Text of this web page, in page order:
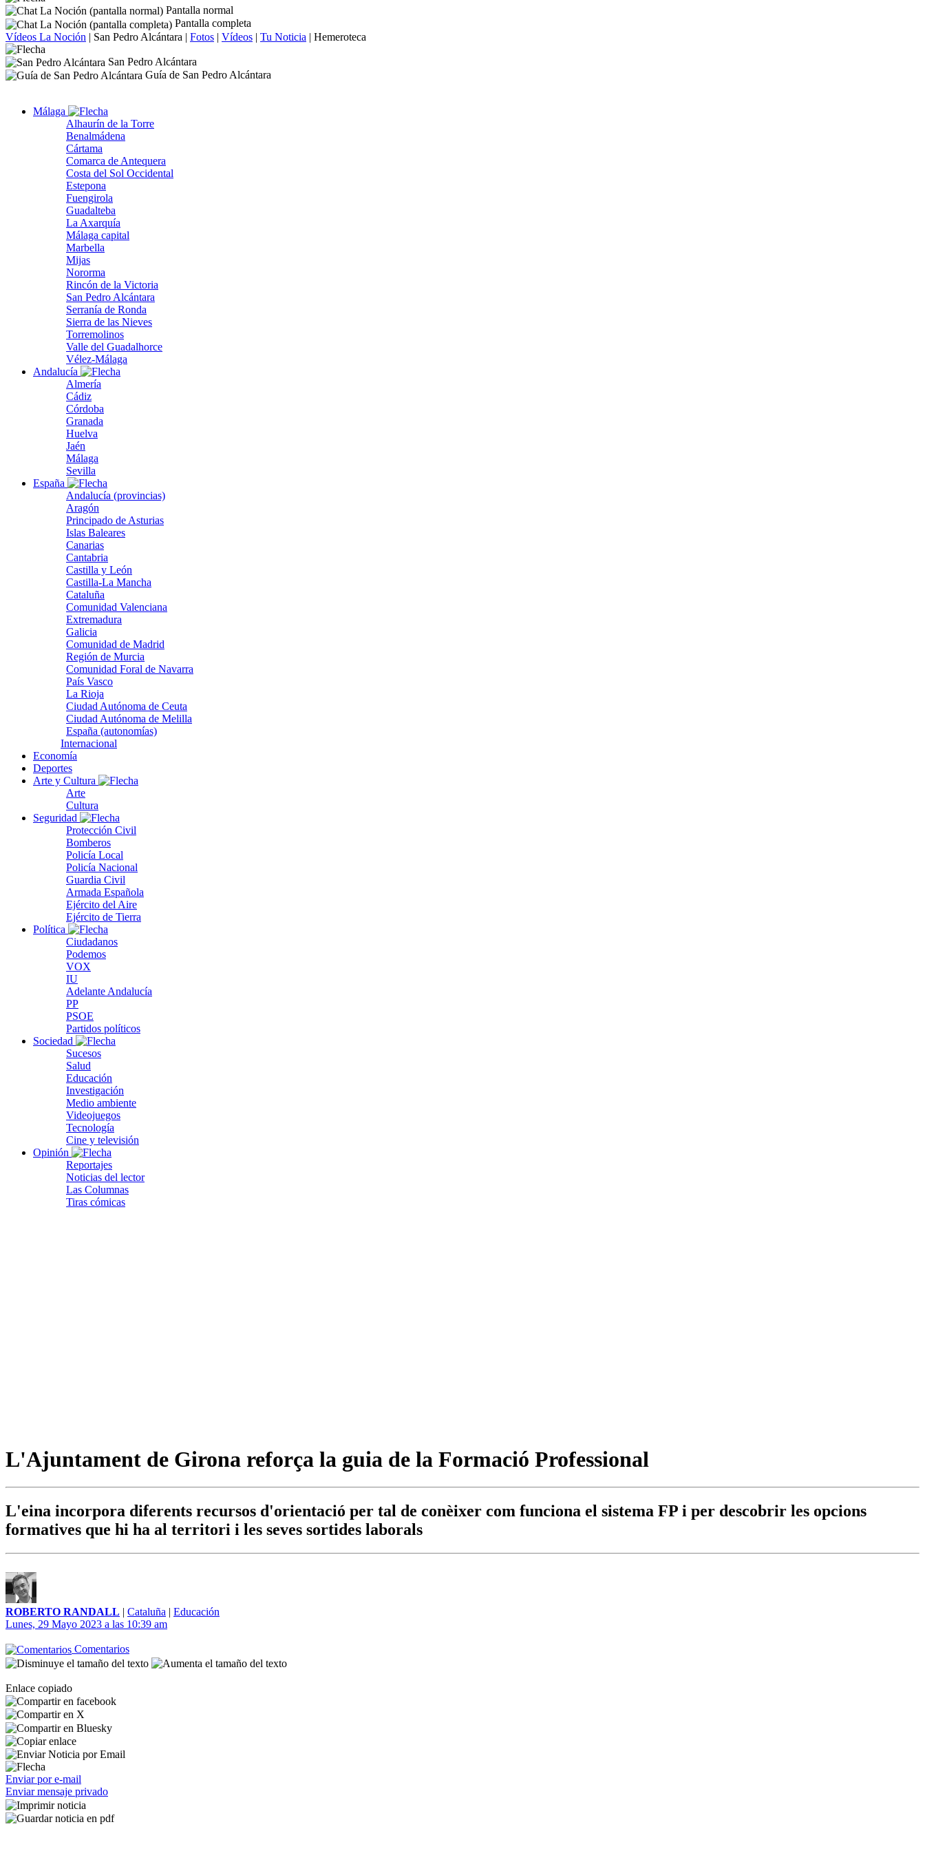
Pantalla normal
Pantalla completa
Vídeos La Noción | San Pedro Alcántara | Fotos | Vídeos | Tu Noticia | Hemeroteca
San Pedro Alcántara
Guía de San Pedro Alcántara
Málaga
Alhaurín de la Torre
Benalmádena
Cártama
Comarca de Antequera
Costa del Sol Occidental
Estepona
Fuengirola
Guadalteba
La Axarquía
Málaga capital
Marbella
Mijas
Nororma
Rincón de la Victoria
San Pedro Alcántara
Serranía de Ronda
Sierra de las Nieves
Torremolinos
Valle del Guadalhorce
Vélez-Málaga
Andalucía
Almería
Cádiz
Córdoba
Granada
Huelva
Jaén
Málaga
Sevilla
España
Andalucía (provincias)
Aragón
Principado de Asturias
Islas Baleares
Canarias
Cantabria
Castilla y León
Castilla-La Mancha
Cataluña
Comunidad Valenciana
Extremadura
Galicia
Comunidad de Madrid
Región de Murcia
Comunidad Foral de Navarra
País Vasco
La Rioja
Ciudad Autónoma de Ceuta
Ciudad Autónoma de Melilla
España (autonomías)
Internacional
Economía
Deportes
Arte y Cultura
Arte
Cultura
Seguridad
Protección Civil
Bomberos
Policía Local
Policía Nacional
Guardia Civil
Armada Española
Ejército del Aire
Ejército de Tierra
Política
Ciudadanos
Podemos
VOX
IU
Adelante Andalucía
PP
PSOE
Partidos políticos
Sociedad
Sucesos
Salud
Educación
Investigación
Medio ambiente
Videojuegos
Tecnología
Cine y televisión
Opinión
Reportajes
Noticias del lector
Las Columnas
Tiras cómicas
L'Ajuntament de Girona reforça la guia de la Formació Professional
L'eina incorpora diferents recursos d'orientació per tal de conèixer com funciona el sistema FP i per descobrir les opcions
formatives que hi ha al territori i les seves sortides laborals
ROBERTO RANDALL | Cataluña | Educación
Lunes, 29 Mayo 2023 a las 10:39 am
Comentarios
Enlace copiado
Enviar por e-mail
Enviar mensaje privado